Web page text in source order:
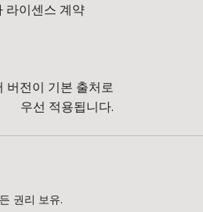
라이센스 계약
버전이 기본 출처로
우선 적용됩니다.
권리 보유.